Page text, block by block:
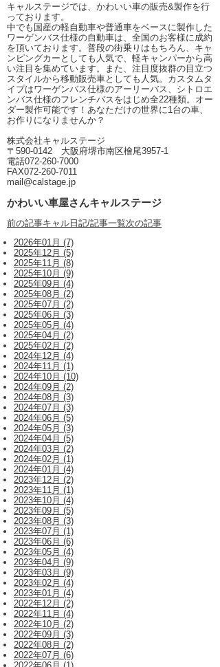
キャルステージでは、かわいい車の販売&製作を行
っております。
中でも国産の軽自動車や普通車をベースに製作した
ワーゲンバス仕様の自動車は、全国のお客様に成約
を頂いております。普段の街乗りはもちろん、キャ
ンピングカーとしても人気で、軽キャンパーから高
い注目を集めています。また、注目度抜群の目立つ
スタイルから移動販売車としても人気。カスタムタ
イプはワーゲンバス仕様のアーリーバス、シトロエ
ンバス仕様のフレンチバスをはじめ全22種類。オー
ダー製作可能です！あなただけの世界に1台の車、
お作りになりませんか？
株式会社キャルステージ
〒590-0142 大阪府堺市南区檜尾3957-1
電話072-260-7000
FAX072-260-7011
mail@calstage.jp
かわいい車屋さんキャルステージ
前の記事キャル日記/記事一覧次の記事
2026年01月 (7)
2025年12月 (5)
2025年11月 (8)
2025年10月 (9)
2025年09月 (4)
2025年08月 (2)
2025年07月 (2)
2025年06月 (3)
2025年05月 (4)
2025年04月 (2)
2025年02月 (2)
2024年12月 (4)
2024年11月 (1)
2024年10月 (10)
2024年09月 (2)
2024年08月 (3)
2024年07月 (3)
2024年06月 (5)
2024年05月 (3)
2024年04月 (5)
2024年03月 (2)
2024年02月 (1)
2024年01月 (4)
2023年12月 (2)
2023年11月 (1)
2023年10月 (4)
2023年09月 (5)
2023年08月 (3)
2023年07月 (1)
2023年06月 (6)
2023年05月 (4)
2023年04月 (9)
2023年03月 (9)
2023年02月 (4)
2023年01月 (4)
2022年12月 (2)
2022年11月 (4)
2022年10月 (2)
2022年09月 (3)
2022年08月 (2)
2022年07月 (6)